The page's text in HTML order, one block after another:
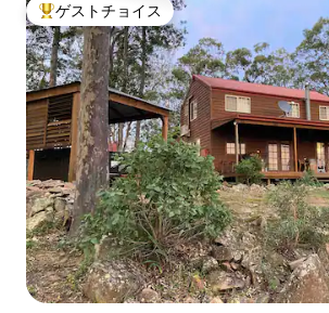
大好評のゲストチョイスです。
ゲストチョイス